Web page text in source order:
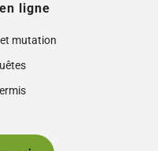
ligne
mutation